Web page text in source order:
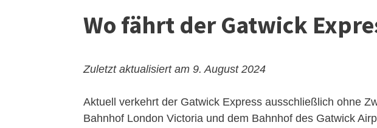
Wo fährt der Gatwick
Zuletzt aktualisiert am 9. August 2024
Aktuell verkehrt der Gatwick Express ausschließlich ohne
Bahnhof London Victoria und dem Bahnhof des Gatwick